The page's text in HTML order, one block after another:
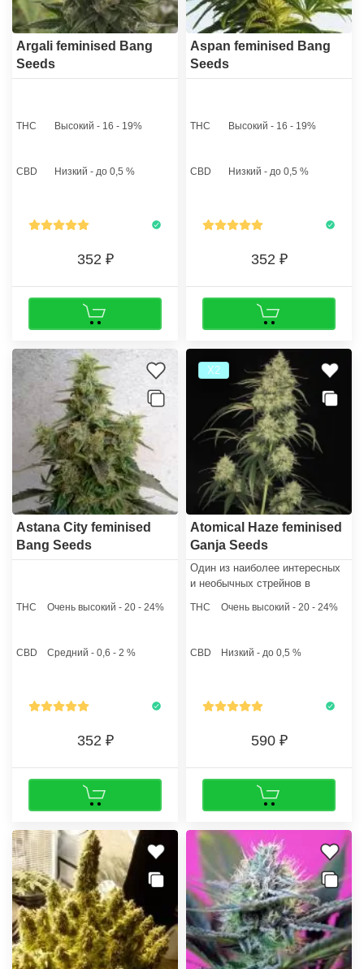
Argali feminised Bang
Seeds
THC Высокий - 16 - 19%
CBD Низкий - до 0,5 %
352
Aspan feminised Bang
Seeds
THC Высокий - 16 - 19%
CBD Низкий - до 0,5 %
352
Astana City feminised
Bang Seeds
THC Очень высокий - 20 - 24%
CBD Средний - 0,6 - 2 %
352
Х2
Atomical Haze feminised
Ganja Seeds
Один из наиболее интересных
и необычных стрейнов в
Выдающиеся качества,
многими представителями
лет.
THC Очень высокий - 20 - 24%
CBD Низкий - до 0,5 %
590